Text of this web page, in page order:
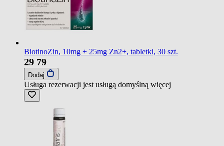
BiotinoZin, 10mg + 25mg Zn2+, tabletki, 30 szt.
29 79
Dodaj
Usługa rezerwacji jest usługą domyślną więcej